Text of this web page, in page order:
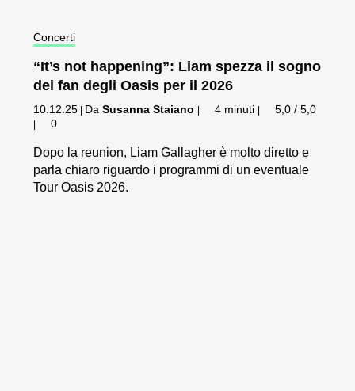
Concerti
“It’s not happening”: Liam spezza il sogno
dei fan degli Oasis per il 2026
10.12.25 DaSusanna Staiano 4 minuti 5,0 / 5,0
0
Dopo la reunion, Liam Gallagher è molto diretto e
parla chiaro riguardo i programmi di un eventuale
Tour Oasis 2026.